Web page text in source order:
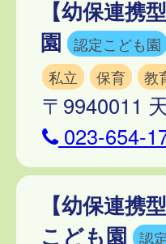
【幼保連携
園
認定こども園
私立
保育 教
〒9940011
023-654-
【幼保連携
こども園
認